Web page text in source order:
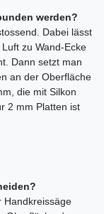
werden?
Dabei lässt
zu Wand-Ecke
Dann setzt man
an der Oberfläche
die mit Silkon
2 mm Platten ist
Handkreissäge